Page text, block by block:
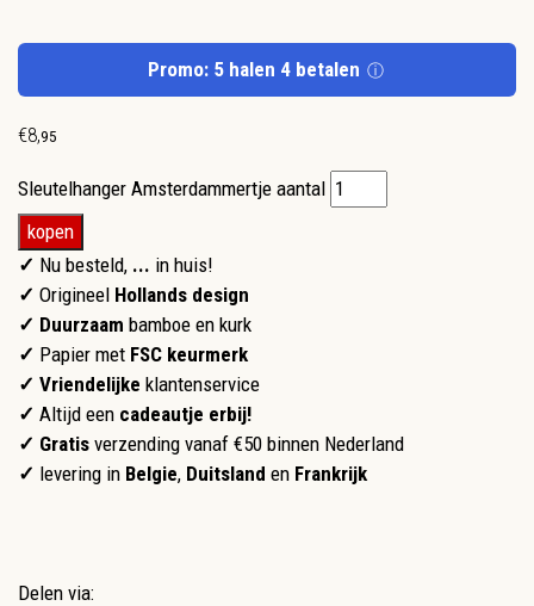
Promo: 5 halen 4 betalen ⓘ
€8,95
Sleutelhanger Amsterdammertje aantal
kopen
✓ Nu besteld, ... in huis!
✓ Origineel Hollands design
✓ Duurzaam bamboe en kurk
✓ Papier met FSC keurmerk
✓ Vriendelijke klantenservice
✓ Altijd een cadeautje erbij!
✓ Gratis verzending vanaf €50 binnen Nederland
✓ levering in Belgie, Duitsland en Frankrijk
Delen via: